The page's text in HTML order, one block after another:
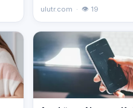
ulutr.com · 👁 19